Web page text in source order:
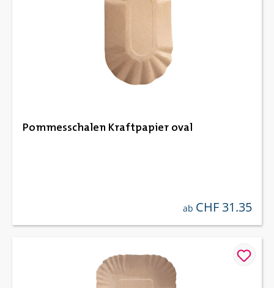
Pommesschalen Kraftpapier oval
regulärer preis:
ab CHF 31.35